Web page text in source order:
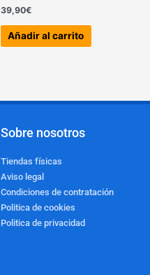
39,90€
Añadir al carrito
Sobre nosotros
Tiendas físicas
Aviso legal
Condiciones de contratación
Politica de cookies
Politica de privacidad